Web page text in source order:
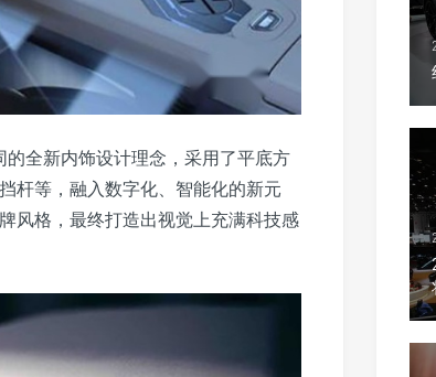
全新内饰设计理念，采用了平底方
杆等，融入数字化、智能化的新元
风格，最终打造出视觉上充满科技感